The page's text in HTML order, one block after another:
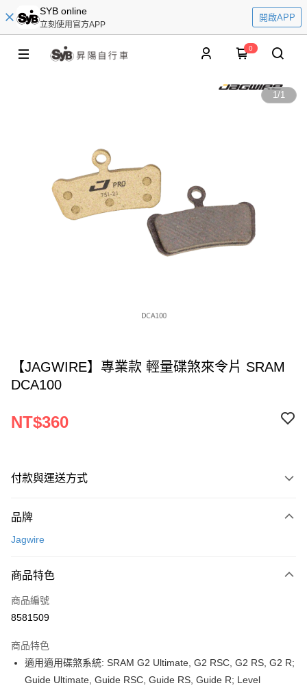
SYB online
立刻使用官方APP
開啟APP
0
1/1
【JAGWIRE】專業款 輕量碟煞來令片 SRAM
DCA100
NT$360
付款與運送方式
信用卡一次付款
LINE Pay
Apple Pay
相關說明
【關於「AFTEE先享後付」】
便利好安心！
ATM付款
品牌
Jagwire
商品特色
商品編號
8581509
商品特色
適用適用碟煞系統: SRAM G2 Ultimate, G2 RSC, G2 RS, G2 R;
Guide Ultimate, Guide RSC, Guide RS, Guide R; Level